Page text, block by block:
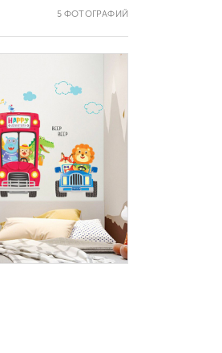
5 ФОТОГРАФИЙ